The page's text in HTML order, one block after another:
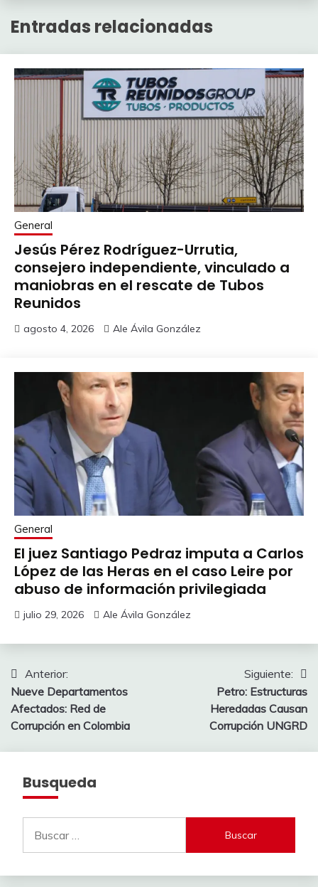
Entradas relacionadas
General
Jesús Pérez Rodríguez-Urrutia,
consejero independiente, vinculado a
maniobras en el rescate de Tubos
Reunidos
agosto 4, 2026 Ale Ávila González
General
El juez Santiago Pedraz imputa a Carlos
López de las Heras en el caso Leire por
abuso de información privilegiada
julio 29, 2026 Ale Ávila González
Navegación
de
entradas
Anterior:
Nueve Departamentos
Afectados: Red de
Corrupción en Colombia
Siguiente:
Petro: Estructuras
Heredadas Causan
Corrupción UNGRD
Busqueda